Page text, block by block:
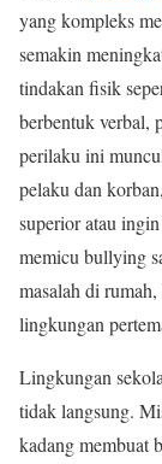
yang kompleks
semakin
tindakan fisik
berbentuk verbal,
perilaku ini
pelaku dan
superior atau
memicu bullying
masalah di
lingkungan
Lingkungan
tidak langsung.
kadang membuat